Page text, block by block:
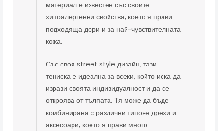
материал е известен със своите
хипоалергенни свойства, което я прави
подходяща дори и за най-чувствителната
кожа.
Със своя street style дизайн, тази
тениска е идеална за всеки, който иска да
изрази своята индивидуалност и да се
откроява от тълпата. Тя може да бъде
комбинирана с различни типове дрехи и
аксесоари, което я прави много